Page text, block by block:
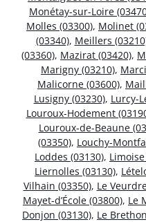
Monétay-sur-Loire
Molles (03300), Molinet
(03340), Meillers
(03360), Mazirat (03420),
Marigny (03210),
Malicorne (03600),
Lusigny (03230), Lurcy-
Louroux-Hodement
Louroux-de-Beaune
(03350), Louchy-
Loddes (03130),
Liernolles (03130),
Vilhain (03350), Le
Mayet-d’École (03800), Le
Donjon (03130), Le